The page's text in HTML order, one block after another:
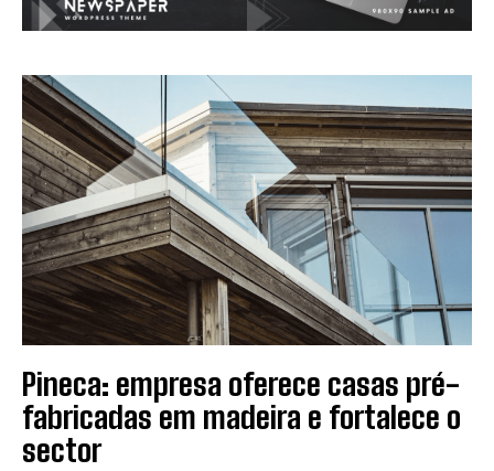
Pineca: empresa oferece casas pré-
fabricadas em madeira e fortalece o
sector